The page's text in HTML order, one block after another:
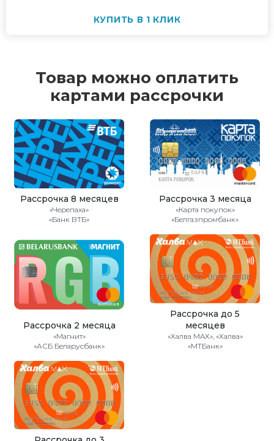
КУПИТЬ В 1 КЛИК
Товар можно оплатить
картами рассрочки
Рассрочка 8 месяцев
«Черепаха»
«Банк ВТБ»
Рассрочка 3 месяца
«Карта покупок»
«Белгазпромбанк»
Рассрочка 2 месяца
«Магнит»
«АСБ Беларусбанк»
Рассрочка до 5
месяцев
«Халва MAX», «Халва»
«МТБанк»